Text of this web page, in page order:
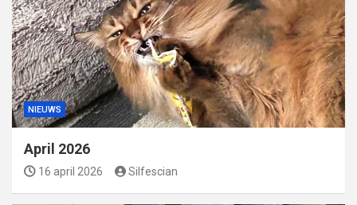
NIEUWS
April 2026
16 april 2026 Silfescian